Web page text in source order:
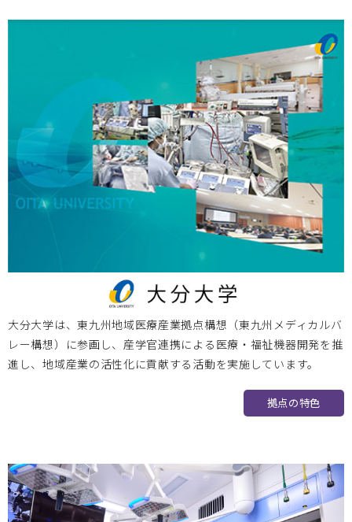
2024年度 人材育成プログラムアドバンストコース開講のお
岡山大学 2024.12.24
2024年度 次世代医療機器開発人材育成プログラム 医療機器
開発コース
岡山大学 2024.12.24
第15回 BIZEN活動発信会開催のお知らせ
2024.11.20
産業化フォーラム2024（MDF）】のお知らせ
大分大学は、東九州地域医療産業拠点構想（東九州メディカルバ
レー構想）に参画し、産学官連携による医療・福祉機器開発を推
進し、地域産業の活性化に貢献する活動を実施しています。
拠点の特色